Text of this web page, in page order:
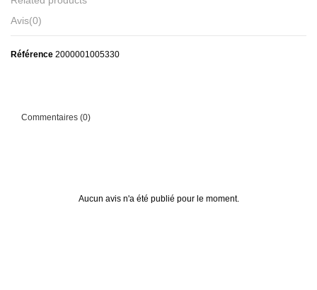
Avis(0)
Référence 2000001005330
Commentaires (0)
Aucun avis n'a été publié pour le moment.